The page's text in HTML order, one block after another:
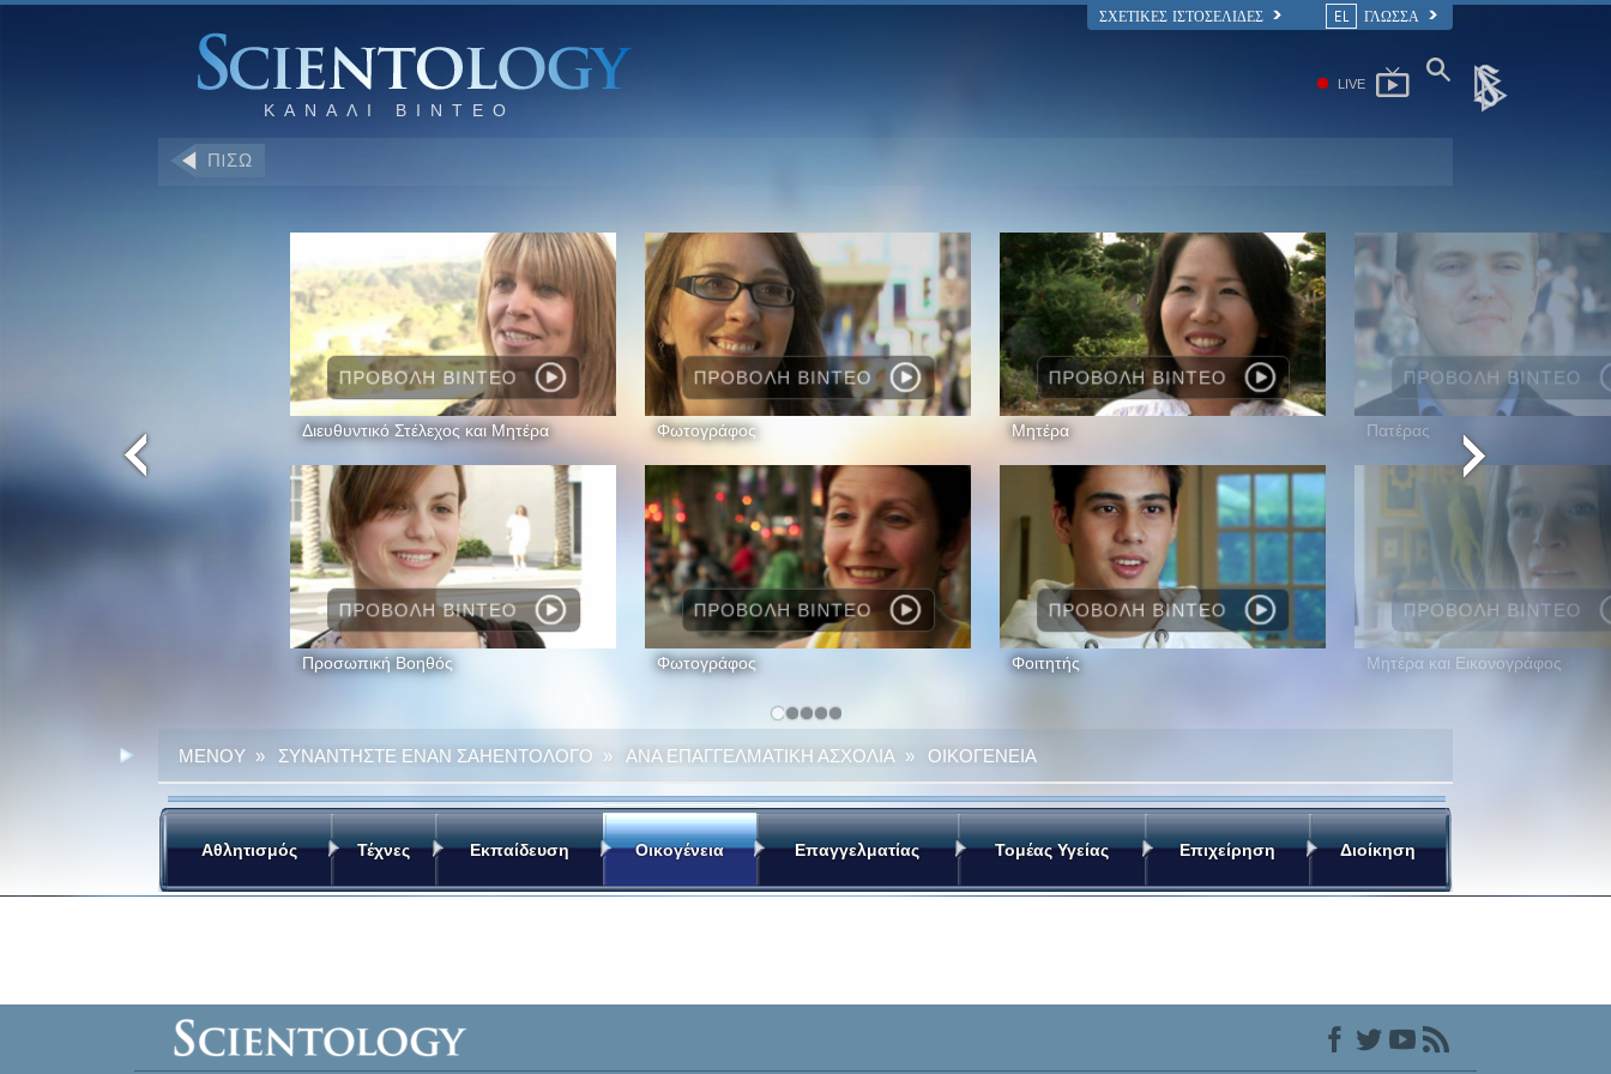
ΣΧΕΤΙΚΈΣ ΙΣΤΟΣΕΛΊΔΕΣ EL ΓΛΩΣΣΑ
LIVE
ΠIΣΩ
ΠΡΟΒΟΛΗ ΒΙΝΤΕΟ
Διευθυντικό Στέλεχος και Μητέρα
ΠΡΟΒΟΛΗ ΒΙΝΤΕΟ
Φωτογράφος
ΠΡΟΒΟΛΗ ΒΙΝΤΕΟ
Μητέρα
ΠΡΟΒΟΛΗ ΒΙΝΤΕΟ
Προσωπική Βοηθός
ΠΡΟΒΟΛΗ ΒΙΝΤΕΟ
Φωτογράφος
ΠΡΟΒΟΛΗ ΒΙΝΤΕΟ
Φοιτητής
ΠΡΟΒΟΛΗ ΒΙΝΤΕΟ
Πατέρας
ΠΡΟΒΟΛΗ ΒΙΝΤΕΟ
Μητέρα και Εικονογράφος
ΜΕΝΟΥ » ΣΥΝΑΝΤΗΣΤΕ ΕΝΑΝ ΣΑΗΕΝΤΟΛΟΓΟ » ΑΝΑ ΕΠΑΓΓΕΛΜΑΤΙΚΗ ΑΣΧΟΛΙΑ » ΟΙΚΟΓΕΝΕΙΑ
Αθλητισμός Τέχνες Εκπαίδευση Οικογένεια Επαγγελματίας Τομέας Υγείας Επιχείρηση Διοίκηση